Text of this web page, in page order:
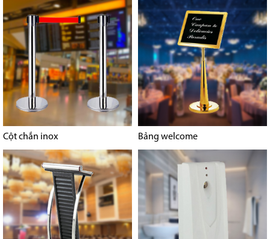
Cột chắn inox Bảng welcome